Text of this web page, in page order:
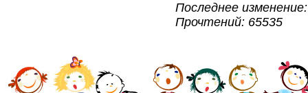
Последнее
Прочтений: 65535